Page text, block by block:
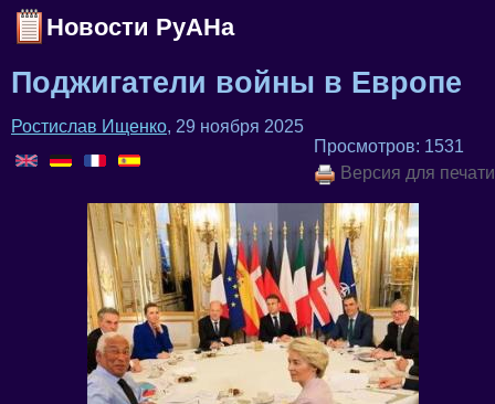
Новости РуАНа
Поджигатели войны в Европе
Ростислав Ищенко, 29 ноября 2025
Просмотров: 1531
Версия для печати